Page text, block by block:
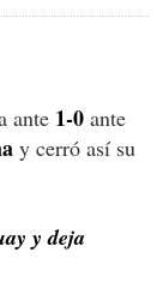
ante 1-0 ante
y cerró así su
y deja